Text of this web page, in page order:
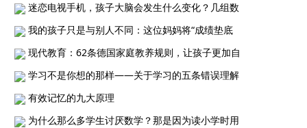
迷恋电视手机，孩子大脑会发生什么变化？几组数
我的孩子只是与别人不同：这位妈妈将“成绩垫底
现代教育：62条德国家庭教养规则，让孩子更加自
学习不是你想的那样——关于学习的五条错误理解
有效记忆的九大原理
为什么那么多学生讨厌数学？那是因为读小学时用